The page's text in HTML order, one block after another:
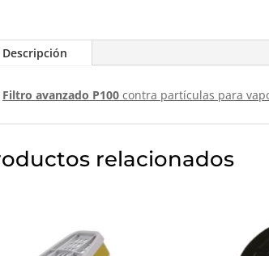
Descripción
Filtro avanzado P100 contra partículas para
relacionados